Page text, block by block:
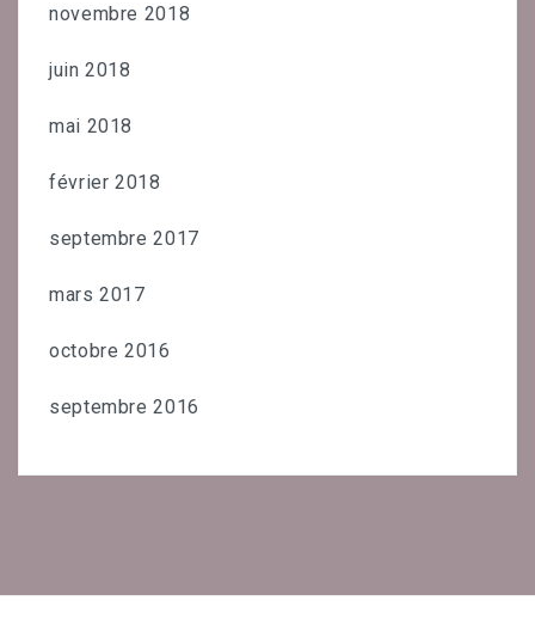
novembre 2018
juin 2018
mai 2018
février 2018
septembre 2017
mars 2017
octobre 2016
septembre 2016